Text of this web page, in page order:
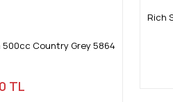
500cc Country Grey 5864
TL
Rich